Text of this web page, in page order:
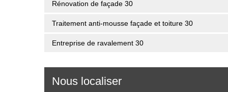
Rénovation de façade 30
Traitement anti-mousse façade et toiture 30
Entreprise de ravalement 30
Nous localiser